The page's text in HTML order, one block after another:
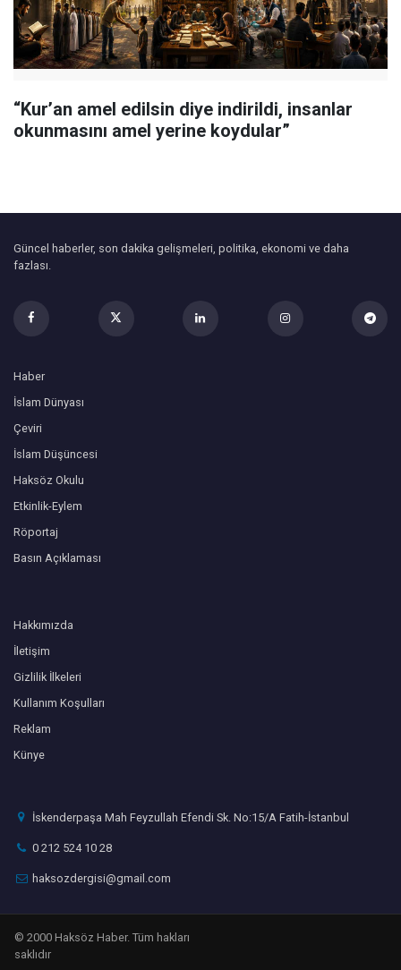
“Kur’an amel edilsin diye indirildi, insanlar
okunmasını amel yerine koydular”
Güncel haberler, son dakika gelişmeleri, politika, ekonomi ve daha
fazlası.
Haber
İslam Dünyası
Çeviri
İslam Düşüncesi
Haksöz Okulu
Etkinlik-Eylem
Röportaj
Basın Açıklaması
Hakkımızda
İletişim
Gizlilik İlkeleri
Kullanım Koşulları
Reklam
Künye
İskenderpaşa Mah Feyzullah Efendi Sk. No:15/A Fatih-İstanbul
0 212 524 10 28
haksozdergisi@gmail.com
© 2000 Haksöz Haber. Tüm hakları
saklıdır